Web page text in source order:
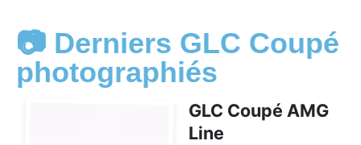
📷 Derniers GLC Coupé
photographiés
GLC Coupé AMG
Line